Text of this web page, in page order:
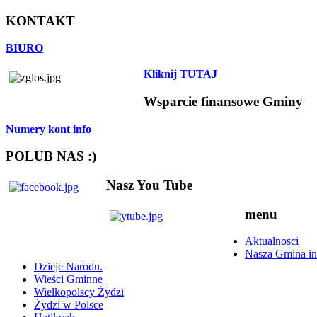
KONTAKT
BIURO
Kliknij TUTAJ
Wsparcie finansowe Gminy
Numery kont info
POLUB NAS :)
Nasz You Tube
menu
Aktualnosci
Nasza Gmina
Dzieje Narodu.
Wieści Gminne
Wielkopolscy Żydzi
Żydzi w Polsce